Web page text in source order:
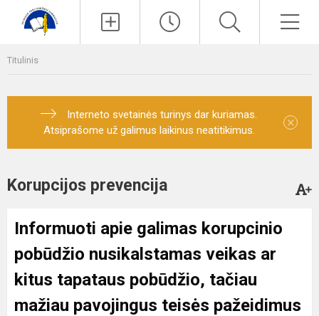
Titulinis
Interneto svetainės turinys dar kuriamas.
Atsiprašome už galimus laikinus neatitikimus.
×
Korupcijos prevencija
Informuoti apie galimas korupcinio
pobūdžio nusikalstamas veikas ar
kitus tapataus pobūdžio, tačiau
mažiau pavojingus teisės pažeidimus